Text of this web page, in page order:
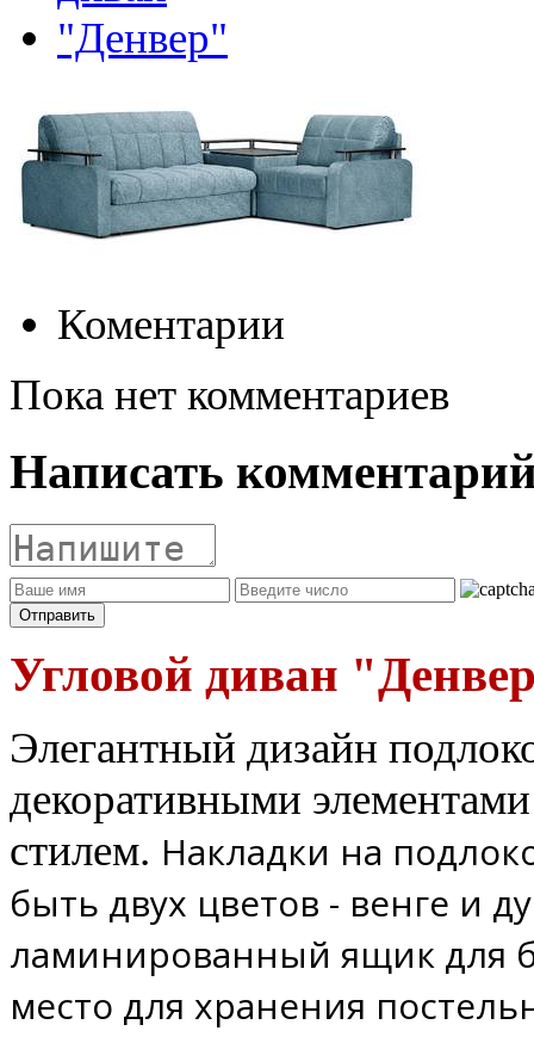
Коментарии
Пока нет комментариев
Написать
Угловой диван
Элегантный дизайн
декоративными
стилем. Накладки на
быть двух цветов - венге и
ламинированный ящик для
место для хранения